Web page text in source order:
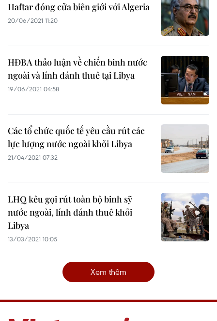
Haftar đóng cửa biên giới với Algeria
20/06/2021 11:20
HĐBA thảo luận về chiến binh nước
ngoài và lính đánh thuê tại Libya
19/06/2021 04:58
Các tổ chức quốc tế yêu cầu rút các
lực lượng nước ngoài khỏi Libya
21/04/2021 07:32
LHQ kêu gọi rút toàn bộ binh sỹ
nước ngoài, lính đánh thuê khỏi
Libya
13/03/2021 10:05
Xem thêm